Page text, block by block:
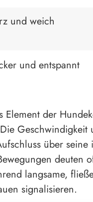
und weich
und entspannt
Element der
über
deuten
langsame,
signalisieren.